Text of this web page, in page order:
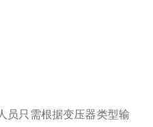
员只需根据变压器类型输